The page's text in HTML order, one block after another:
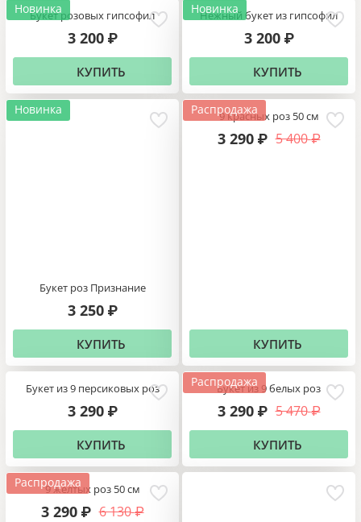
Новинка
Букет розовых гипсофил
3 200 ₽
КУПИТЬ
Новинка
Нежный букет из гипсофил
3 200 ₽
КУПИТЬ
Новинка
Букет роз Признание
3 250 ₽
КУПИТЬ
Распродажа
9 красных роз 50 см
5 400 ₽
3 290 ₽
КУПИТЬ
Букет из 9 персиковых роз
3 290 ₽
КУПИТЬ
Распродажа
Букет из 9 белых роз
5 470 ₽
3 290 ₽
КУПИТЬ
Распродажа
9 желтых роз 50 см
6 130 ₽
3 290 ₽